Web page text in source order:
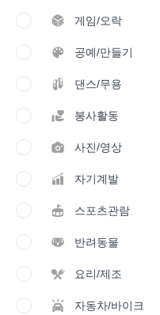
게임/오락
공예/만들기
댄스/무용
봉사활동
사진/영상
자기계발
스포츠관람
반려동물
요리/제조
자동차/바이크